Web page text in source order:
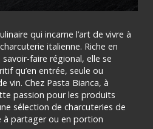
qui incarne l’art de vivre à
italienne. Riche en
faire régional, elle se
qu’en entrée, seule ou
vin. Chez Pasta Bianca, à
passion pour les produits
sélection de charcuteries de
à partager ou en portion